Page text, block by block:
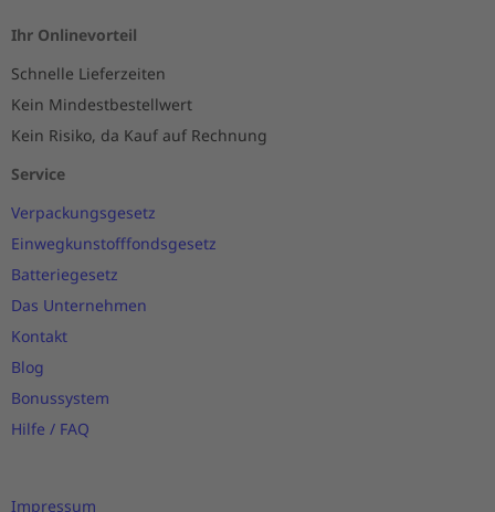
Ihr Onlinevorteil
Schnelle Lieferzeiten
Kein Mindestbestellwert
Kein Risiko, da Kauf auf Rechnung
Service
Verpackungsgesetz
Einwegkunstofffondsgesetz
Batteriegesetz
Das Unternehmen
Kontakt
Blog
Bonussystem
Hilfe / FAQ
Impressum